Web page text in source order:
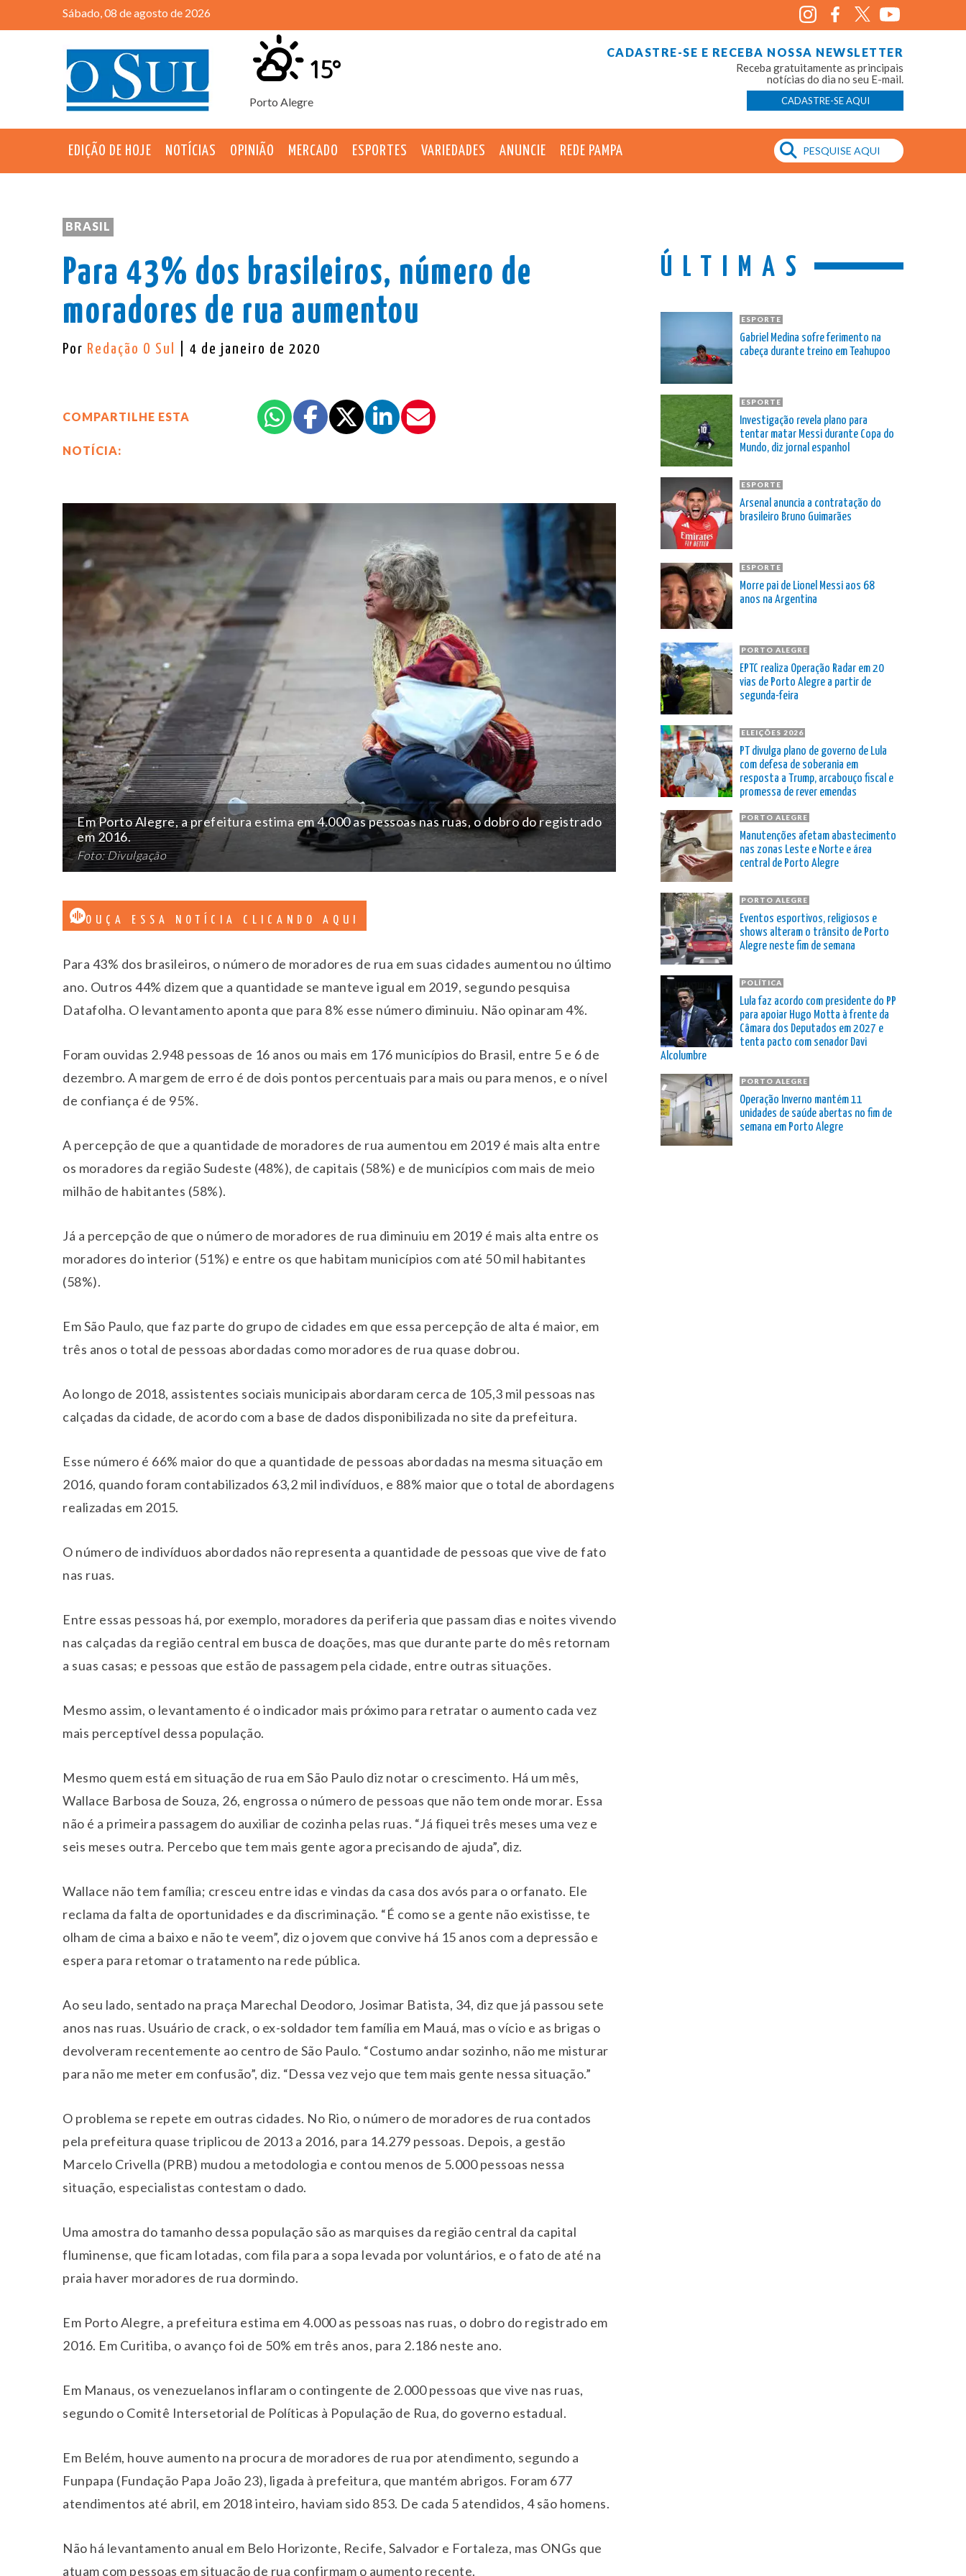
Sábado, 08 de agosto de 2026
Porto Alegre
15°
CADASTRE-SE E RECEBA NOSSA NEWSLETTER
Receba gratuitamente as principais
notícias do dia no seu E-mail.
CADASTRE-SE AQUI
EDIÇÃO DE HOJE NOTÍCIAS OPINIÃO MERCADO ESPORTES VARIEDADES ANUNCIE REDE PAMPA
BRASIL
Para 43% dos brasileiros, número de
moradores de rua aumentou
Por Redação O Sul | 4 de janeiro de 2020
COMPARTILHE ESTA
NOTÍCIA:
Em Porto Alegre, a prefeitura estima em 4.000 as pessoas nas ruas, o dobro do registrado
em 2016.
Foto: Divulgação
OUÇA ESSA NOTÍCIA CLICANDO AQUI
Para 43% dos brasileiros, o número de moradores de rua em suas cidades aumentou no último
ano. Outros 44% dizem que a quantidade se manteve igual em 2019, segundo pesquisa
Datafolha. O levantamento aponta que para 8% esse número diminuiu. Não opinaram 4%.
Foram ouvidas 2.948 pessoas de 16 anos ou mais em 176 municípios do Brasil, entre 5 e 6 de
dezembro. A margem de erro é de dois pontos percentuais para mais ou para menos, e o nível
de confiança é de 95%.
A percepção de que a quantidade de moradores de rua aumentou em 2019 é mais alta entre
os moradores da região Sudeste (48%), de capitais (58%) e de municípios com mais de meio
milhão de habitantes (58%).
Já a percepção de que o número de moradores de rua diminuiu em 2019 é mais alta entre os
moradores do interior (51%) e entre os que habitam municípios com até 50 mil habitantes
(58%).
Em São Paulo, que faz parte do grupo de cidades em que essa percepção de alta é maior, em
três anos o total de pessoas abordadas como moradores de rua quase dobrou.
Ao longo de 2018, assistentes sociais municipais abordaram cerca de 105,3 mil pessoas nas
calçadas da cidade, de acordo com a base de dados disponibilizada no site da prefeitura.
Esse número é 66% maior do que a quantidade de pessoas abordadas na mesma situação em
2016, quando foram contabilizados 63,2 mil indivíduos, e 88% maior que o total de abordagens
realizadas em 2015.
O número de indivíduos abordados não representa a quantidade de pessoas que vive de fato
nas ruas.
Entre essas pessoas há, por exemplo, moradores da periferia que passam dias e noites vivendo
nas calçadas da região central em busca de doações, mas que durante parte do mês retornam
a suas casas; e pessoas que estão de passagem pela cidade, entre outras situações.
Mesmo assim, o levantamento é o indicador mais próximo para retratar o aumento cada vez
mais perceptível dessa população.
Mesmo quem está em situação de rua em São Paulo diz notar o crescimento. Há um mês,
Wallace Barbosa de Souza, 26, engrossa o número de pessoas que não tem onde morar. Essa
não é a primeira passagem do auxiliar de cozinha pelas ruas. “Já fiquei três meses uma vez e
seis meses outra. Percebo que tem mais gente agora precisando de ajuda”, diz.
Wallace não tem família; cresceu entre idas e vindas da casa dos avós para o orfanato. Ele
reclama da falta de oportunidades e da discriminação. “É como se a gente não existisse, te
olham de cima a baixo e não te veem”, diz o jovem que convive há 15 anos com a depressão e
espera para retomar o tratamento na rede pública.
Ao seu lado, sentado na praça Marechal Deodoro, Josimar Batista, 34, diz que já passou sete
anos nas ruas. Usuário de crack, o ex-soldador tem família em Mauá, mas o vício e as brigas o
devolveram recentemente ao centro de São Paulo. “Costumo andar sozinho, não me misturar
para não me meter em confusão”, diz. “Dessa vez vejo que tem mais gente nessa situação.”
O problema se repete em outras cidades. No Rio, o número de moradores de rua contados
pela prefeitura quase triplicou de 2013 a 2016, para 14.279 pessoas. Depois, a gestão
Marcelo Crivella (PRB) mudou a metodologia e contou menos de 5.000 pessoas nessa
situação, especialistas contestam o dado.
Uma amostra do tamanho dessa população são as marquises da região central da capital
fluminense, que ficam lotadas, com fila para a sopa levada por voluntários, e o fato de até na
praia haver moradores de rua dormindo.
Em Porto Alegre, a prefeitura estima em 4.000 as pessoas nas ruas, o dobro do registrado em
2016. Em Curitiba, o avanço foi de 50% em três anos, para 2.186 neste ano.
Em Manaus, os venezuelanos inflaram o contingente de 2.000 pessoas que vive nas ruas,
segundo o Comitê Intersetorial de Políticas à População de Rua, do governo estadual.
Em Belém, houve aumento na procura de moradores de rua por atendimento, segundo a
Funpapa (Fundação Papa João 23), ligada à prefeitura, que mantém abrigos. Foram 677
atendimentos até abril, em 2018 inteiro, haviam sido 853. De cada 5 atendidos, 4 são homens.
Não há levantamento anual em Belo Horizonte, Recife, Salvador e Fortaleza, mas ONGs que
atuam com pessoas em situação de rua confirmam o aumento recente.
ÚLTIMAS
ESPORTE
Gabriel Medina sofre ferimento na
cabeça durante treino em Teahupoo
ESPORTE
Investigação revela plano para
tentar matar Messi durante Copa do
Mundo, diz jornal espanhol
ESPORTE
Arsenal anuncia a contratação do
brasileiro Bruno Guimarães
ESPORTE
Morre pai de Lionel Messi aos 68
anos na Argentina
PORTO ALEGRE
EPTC realiza Operação Radar em 20
vias de Porto Alegre a partir de
segunda-feira
ELEIÇÕES 2026
PT divulga plano de governo de Lula
com defesa de soberania em
resposta a Trump, arcabouço fiscal e
promessa de rever emendas
PORTO ALEGRE
Manutenções afetam abastecimento
nas zonas Leste e Norte e área
central de Porto Alegre
PORTO ALEGRE
Eventos esportivos, religiosos e
shows alteram o trânsito de Porto
Alegre neste fim de semana
POLÍTICA
Lula faz acordo com presidente do PP
para apoiar Hugo Motta à frente da
Câmara dos Deputados em 2027 e
tenta pacto com senador Davi
Alcolumbre
PORTO ALEGRE
Operação Inverno mantém 11
unidades de saúde abertas no fim de
semana em Porto Alegre